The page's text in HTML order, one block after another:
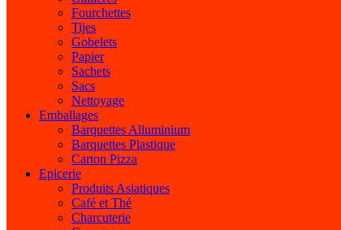
Fourchettes
Tijes
Gobelets
Papier
Sachets
Sacs
Nettoyage
Emballages
Barquettes Alluminium
Barquettes Plastique
Carton Pizza
Epicerie
Produits Asiatiques
Café et Thé
Charcuterie